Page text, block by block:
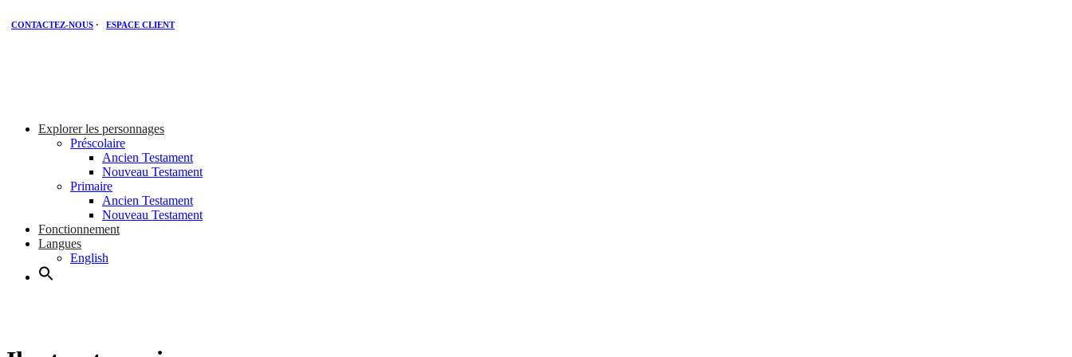
CONTACTEZ-NOUS · ESPACE CLIENT
Explorer les personnages
Préscolaire
Ancien Testament
Nouveau Testament
Primaire
Ancien Testament
Nouveau Testament
Fonctionnement
Langues
English